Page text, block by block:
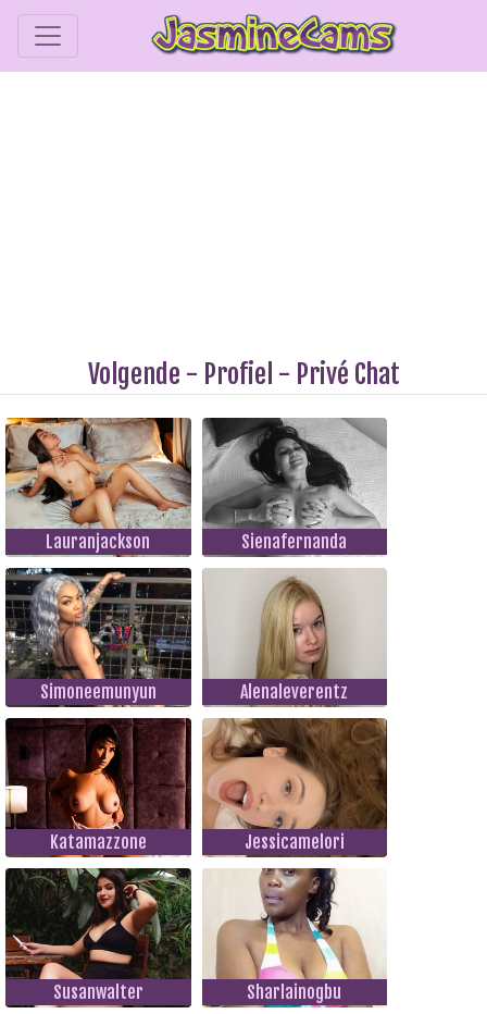
Volgende - Profiel - Privé Chat
Lauranjackson Sienafernanda
Simoneemunyun Alenaleverentz
Katamazzone Jessicamelori
Susanwalter Sharlainogbu